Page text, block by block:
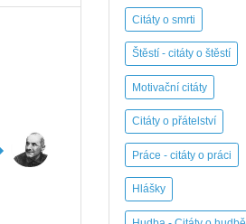
Citáty o smrti
Štěstí - citáty o štěstí
Motivační citáty
Citáty o přátelství
Práce - citáty o práci
Hlášky